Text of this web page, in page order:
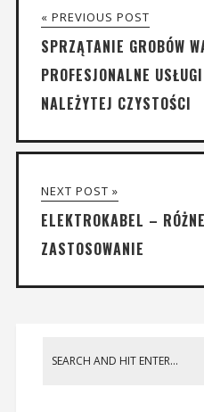
« PREVIOUS POST
SPRZĄTANIE GROBÓW
PROFESJONALNE
NALEŻYTEJ CZYSTOŚCI
NEXT POST »
ELEKTROKABEL –
ZASTOSOWANIE